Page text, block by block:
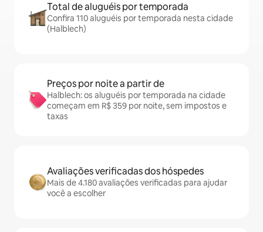
Total de aluguéis por temporada
Confira 110 aluguéis por temporada nesta cidade
(Halblech)
Preços por noite a partir de
Halblech: os aluguéis por temporada na cidade
começam em R$ 359 por noite, sem impostos e
taxas
Avaliações verificadas dos hóspedes
Mais de 4.180 avaliações verificadas para ajudar
você a escolher